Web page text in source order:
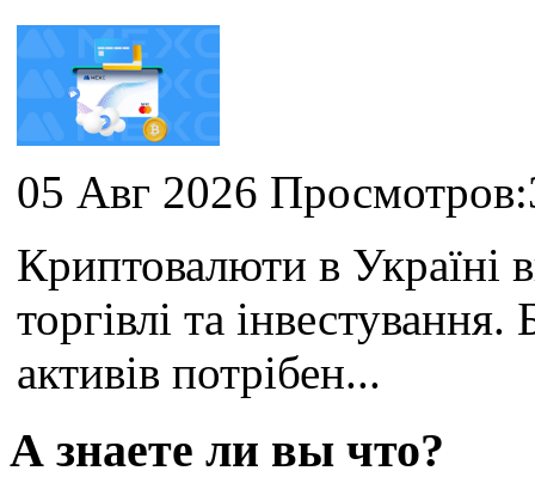
05 Авг 2026
Криптовалюти в Україні
торгівлі та
активів потрібен...
А знаете ли вы что?